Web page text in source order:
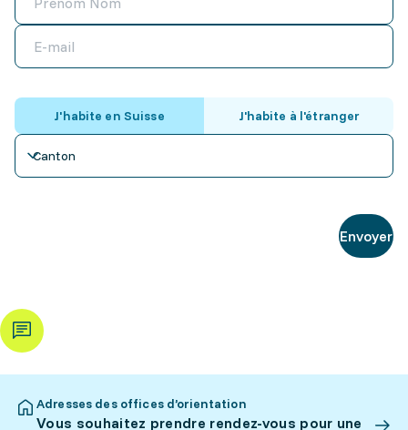
J'habite en Suisse J'habite à l'étranger
Canton
Envoyer
Adresses des offices d’orientation
Vous souhaitez prendre rendez-vous pour une